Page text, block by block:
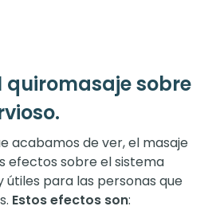
quiromasaje sobre
acabamos de ver, el masaje
efectos sobre el sistema
útiles para las personas que
Estos efectos son: